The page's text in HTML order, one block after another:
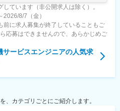
ています（非公開求人は除く）。
8/7（金）
前に求人募集が終了していることもご
応募はできませんので、あらかじめご
サービスエンジニアの人気求
、カテゴリごとにご紹介します。